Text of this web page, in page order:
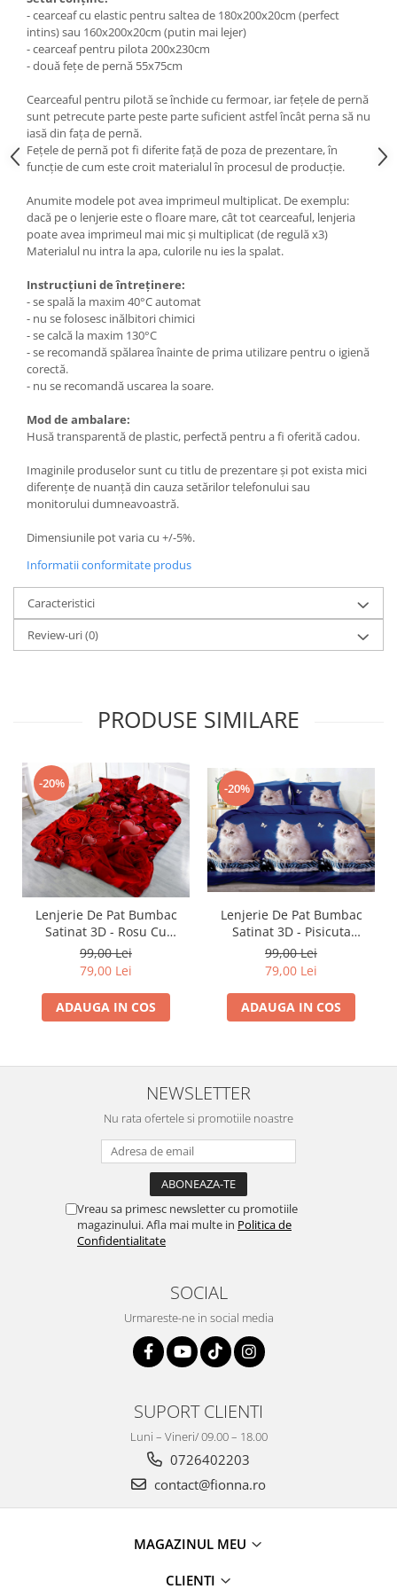
- cearceaf cu elastic pentru saltea de 180x200x20cm (perfect
intins) sau 160x200x20cm (putin mai lejer)
- cearceaf pentru pilota 200x230cm
- două fețe de pernă 55x75cm
Cearceaful pentru pilotă se închide cu fermoar, iar fețele de pernă
sunt petrecute parte peste parte suficient astfel încât perna să nu
iasă din fața de pernă.
Fețele de pernă pot fi diferite față de poza de prezentare, în
funcție de cum este croit materialul în procesul de producție.
Anumite modele pot avea imprimeul multiplicat. De exemplu:
dacă pe o lenjerie este o floare mare, cât tot cearceaful, lenjeria
poate avea imprimeul mai mic și multiplicat (de regulă x3)
Materialul nu intra la apa, culorile nu ies la spalat.
Instrucțiuni de întreținere:
- se spală la maxim 40°C automat
- nu se folosesc inălbitori chimici
- se calcă la maxim 130°C
- se recomandă spălarea înainte de prima utilizare pentru o igienă
corectă.
- nu se recomandă uscarea la soare.
Mod de ambalare:
Husă transparentă de plastic, perfectă pentru a fi oferită cadou.
Imaginile produselor sunt cu titlu de prezentare și pot exista mici
diferențe de nuanță din cauza setărilor telefonului sau
monitorului dumneavoastră.
Dimensiunile pot varia cu +/-5%.
Informatii conformitate produs
Caracteristici
Review-uri(0)
PRODUSE SIMILARE
-20%
Lenjerie De Pat Bumbac
Satinat 3D - Rosu Cu
Trandafiri Si Inimioare
99,00 Lei
79,00 Lei
ADAUGA IN COS
-20%
Lenjerie De Pat Bumbac
Satinat 3D - Pisicuta
Pufoasa
99,00 Lei
79,00 Lei
ADAUGA IN COS
NEWSLETTER
Nu rata ofertele si promotiile noastre
Vreau sa primesc newsletter cu promotiile
magazinului. Afla mai multe in Politica de
Confidentialitate
SOCIAL
Urmareste-ne in social media
SUPORT CLIENTI
Luni – Vineri/ 09.00 – 18.00
0726402203
contact@fionna.ro
MAGAZINUL MEU
CLIENTI